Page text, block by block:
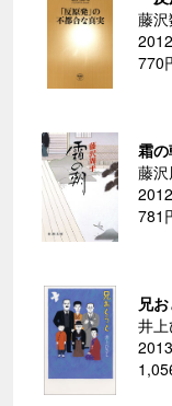
藤
770
霜の
藤
781
兄
井